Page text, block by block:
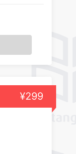
¥299